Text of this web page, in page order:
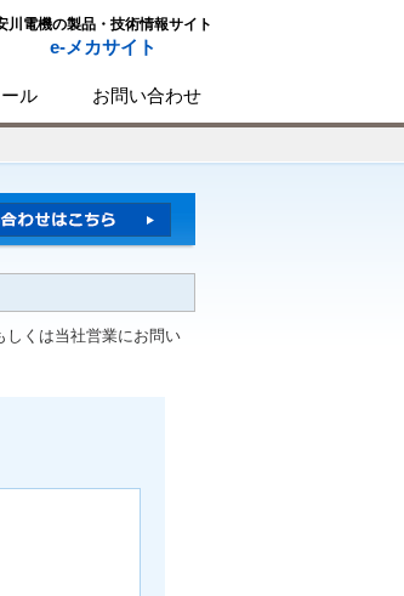
川電機の製品・技術情報サイト
e-メカサイト
ル お問い合わせ
くは当社営業にお問い